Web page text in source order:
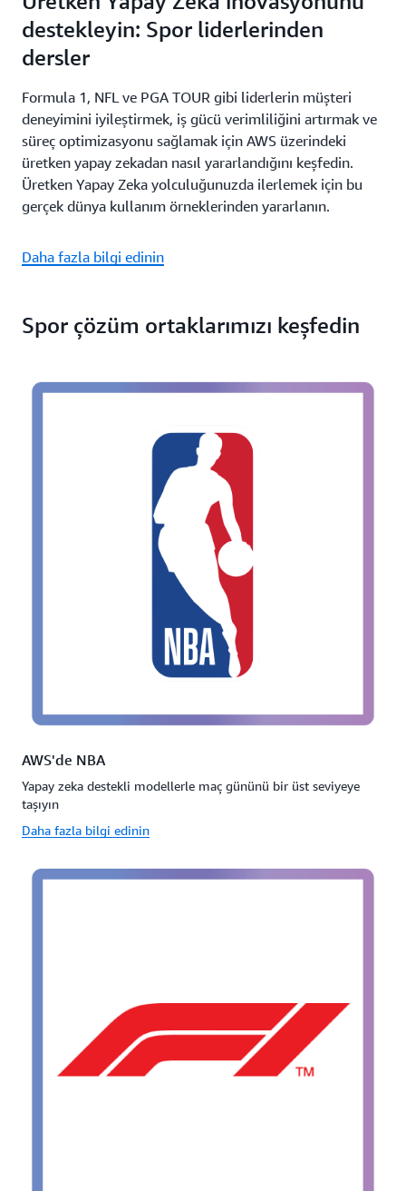
destekleyin: Spor liderlerinden
dersler
Formula 1, NFL ve PGA TOUR gibi liderlerin müşteri
deneyimini iyileştirmek, iş gücü verimliliğini artırmak ve
süreç optimizasyonu sağlamak için AWS üzerindeki
üretken yapay zekadan nasıl yararlandığını keşfedin.
Üretken Yapay Zeka yolculuğunuzda ilerlemek için bu
gerçek dünya kullanım örneklerinden yararlanın.
Daha fazla bilgi edinin
Spor çözüm ortaklarımızı keşfedin
AWS'de NBA
Yapay zeka destekli modellerle maç gününü bir üst seviyeye
taşıyın
Daha fazla bilgi edinin